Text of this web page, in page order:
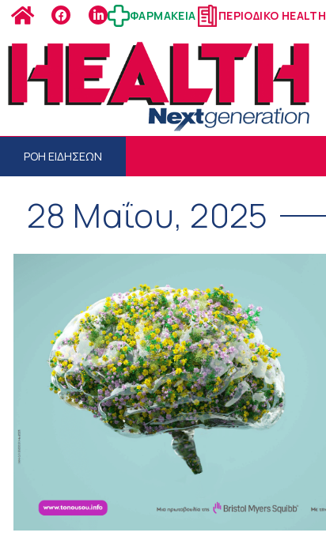
ΦΑΡΜΑΚΕΙΑ ΠΕΡΙΟΔΙΚΟ HEALTH
ΡΟΗ ΕΙΔΗΣΕΩΝ
28 Μαΐου, 2025